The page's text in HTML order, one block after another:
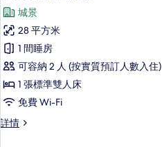
片
情
入
所
有
豪
華
雙
人
房,
城景
28 平方米
1 間睡房
可容納 2 人 (按實質預訂人數入住)
1 張標準雙人床
免費 Wi-Fi
詳情
豪